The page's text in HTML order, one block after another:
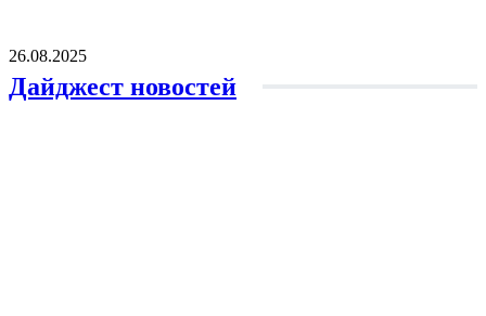
26.08.2025
Дайджест новостей